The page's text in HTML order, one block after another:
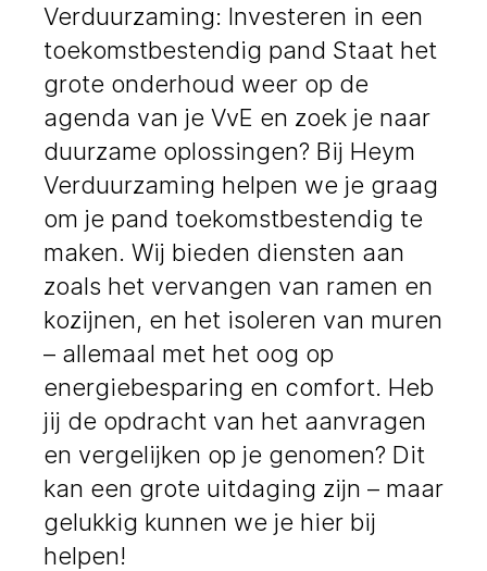
Verduurzaming: Investeren in een
toekomstbestendig pand Staat het
grote onderhoud weer op de
agenda van je VvE en zoek je naar
duurzame oplossingen? Bij Heym
Verduurzaming helpen we je graag
om je pand toekomstbestendig te
maken. Wij bieden diensten aan
zoals het vervangen van ramen en
kozijnen, en het isoleren van muren
– allemaal met het oog op
energiebesparing en comfort. Heb
jij de opdracht van het aanvragen
en vergelijken op je genomen? Dit
kan een grote uitdaging zijn – maar
gelukkig kunnen we je hier bij
helpen!